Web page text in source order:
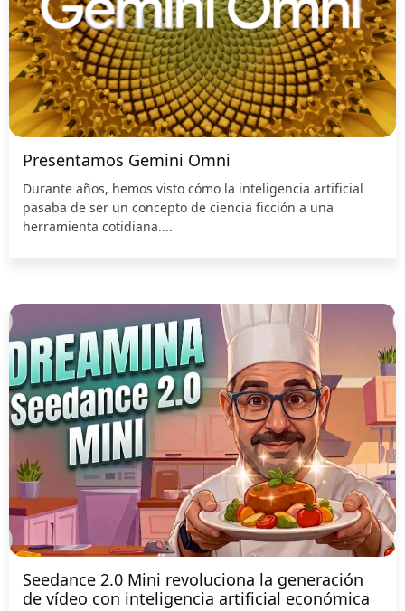
Presentamos Gemini Omni
Durante años, hemos visto cómo la inteligencia artificial
pasaba de ser un concepto de ciencia ficción a una
herramienta cotidiana....
Seedance 2.0 Mini revoluciona la generación
de vídeo con inteligencia artificial económica